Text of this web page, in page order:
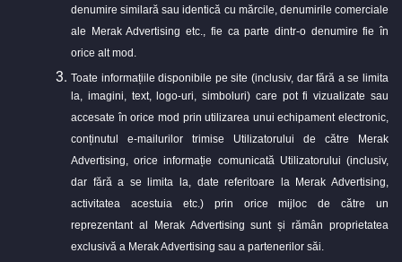
denumire similară sau identică cu mărcile, denumirile comerciale
ale Merak Advertising etc., fie ca parte dintr-o denumire fie în
orice alt mod.
Toate informațiile disponibile pe site (inclusiv, dar fără a se limita
la, imagini, text, logo-uri, simboluri) care pot fi vizualizate sau
accesate în orice mod prin utilizarea unui echipament electronic,
conținutul e-mailurilor trimise Utilizatorului de către Merak
Advertising, orice informație comunicată Utilizatorului (inclusiv,
dar fără a se limita la, date referitoare la Merak Advertising,
activitatea acestuia etc.) prin orice mijloc de către un
reprezentant al Merak Advertising sunt și rămân proprietatea
exclusivă a Merak Advertising sau a partenerilor săi.